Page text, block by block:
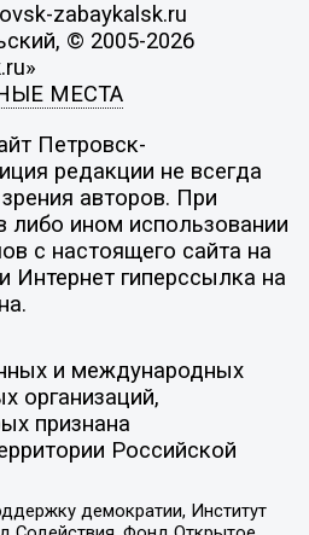
zabaykalsk.ru
© 2005-2026
МЕСТА
Петровск-
редакции не всегда
авторов. При
либо ином использовании
с настоящего сайта на
Интернет гиперссылка на
и международных
организаций,
признана
Российской
демократии, Институт